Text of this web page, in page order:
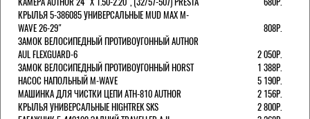
КРЫЛЬЯ 5-386085 УНИВЕРСАЛЬНЫЕ MUD MAX M-
WAVE 26-29"
808Р.
ЗАМОК ВЕЛОСИПЕДНЫЙ ПРОТИВОУГОННЫЙ AUTHOR
AUL FLEXGUARD-6
2 050Р.
ЗАМОК ВЕЛОСИПЕДНЫЙ ПРОТИВОУГОННЫЙ HORST
1 388Р.
НАСОС НАПОЛЬНЫЙ M-WAVE
5 190Р.
МАШИНКА ДЛЯ ЧИСТКИ ЦЕПИ ATH-810 AUTHOR
2 156Р.
КРЫЛЬЯ УНИВЕРСАЛЬНЫЕ HIGHTREK SKS
2 800Р.